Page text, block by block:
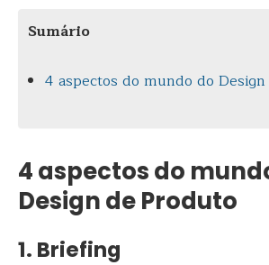
Sumário
4 aspectos do mundo do
4 aspectos do
Design de Produto
1. Briefing